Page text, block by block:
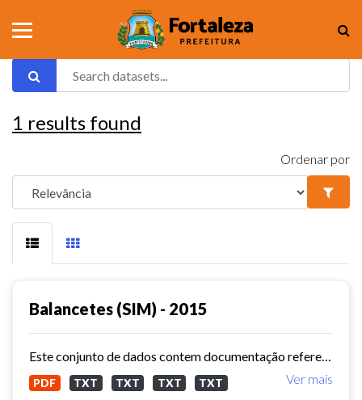
1 results found
Ordenar por
Balancetes (SIM) - 2015
Ver mais
PDF TXT TXT TXT TXT